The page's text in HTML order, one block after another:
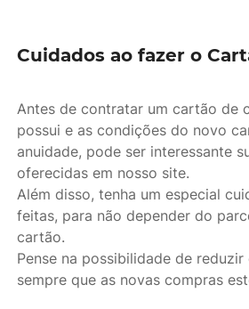
Cuidados ao fazer o
Antes de contratar um cartão de
possui e as condições do novo
anuidade, pode ser interessante
oferecidas em nosso site.
Além disso, tenha um especial
feitas, para não depender do
cartão.
Pense na possibilidade de
sempre que as novas compras